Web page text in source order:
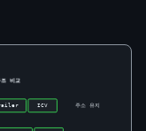
비교
ICV 주소 유지